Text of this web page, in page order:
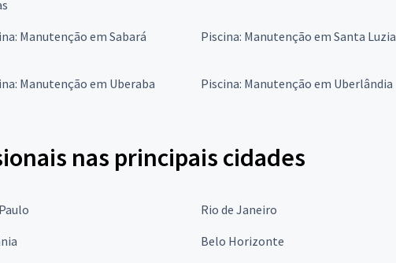
Manutenção em Sabará Piscina: Manutenção em Santa Luzia
Manutenção em Uberaba Piscina: Manutenção em Uberlândia
nas principais cidades
Rio de Janeiro
Belo Horizonte